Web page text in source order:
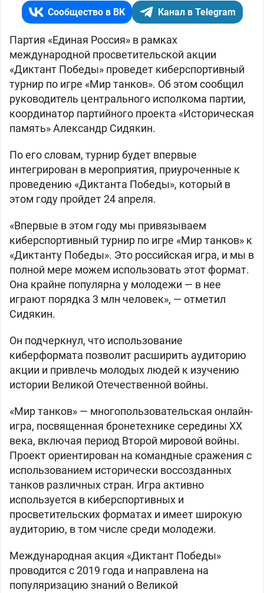
Сообщество в ВК Канал в Telegram
Партия «Единая Россия» в рамках
международной просветительской акции
«Диктант Победы» проведет киберспортивный
турнир по игре «Мир танков». Об этом сообщил
руководитель центрального исполкома партии,
координатор партийного проекта «Историческая
память» Александр Сидякин.
По его словам, турнир будет впервые
интегрирован в мероприятия, приуроченные к
проведению «Диктанта Победы», который в
этом году пройдет 24 апреля.
«Впервые в этом году мы привязываем
киберспортивный турнир по игре «Мир танков» к
«Диктанту Победы». Это российская игра, и мы в
полной мере можем использовать этот формат.
Она крайне популярна у молодежи — в нее
играют порядка 3 млн человек», — отметил
Сидякин.
Он подчеркнул, что использование
киберформата позволит расширить аудиторию
акции и привлечь молодых людей к изучению
истории Великой Отечественной войны.
«Мир танков» — многопользовательская онлайн-
игра, посвященная бронетехнике середины XX
века, включая период Второй мировой войны.
Проект ориентирован на командные сражения с
использованием исторически воссозданных
танков различных стран. Игра активно
используется в киберспортивных и
просветительских форматах и имеет широкую
аудиторию, в том числе среди молодежи.
Международная акция «Диктант Победы»
проводится с 2019 года и направлена на
популяризацию знаний о Великой